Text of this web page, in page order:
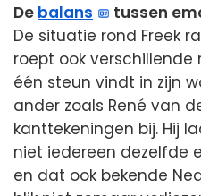
De balans
tussen
De situatie rond Freek
roept ook verschillende
één steun vindt in zijn
ander zoals René van
kanttekeningen bij. Hij
niet iedereen dezelfde
en dat ook bekende